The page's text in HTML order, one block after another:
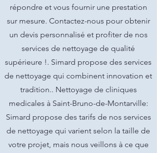
répondre et vous fournir une prestation
sur mesure. Contactez-nous pour obtenir
un devis personnalisé et profiter de nos
services de nettoyage de qualité
supérieure !. Simard propose des services
de nettoyage qui combinent innovation et
tradition.. Nettoyage de cliniques
medicales à Saint-Bruno-de-Montarville:
Simard propose des tarifs de nos services
de nettoyage qui varient selon la taille de
votre projet, mais nous veillons à ce que